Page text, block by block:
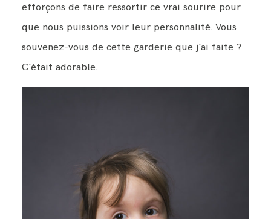
efforçons de faire ressortir ce vrai sourire pour
que nous puissions voir leur personnalité. Vous
souvenez-vous de cette garderie que j'ai faite ?
C'était adorable.